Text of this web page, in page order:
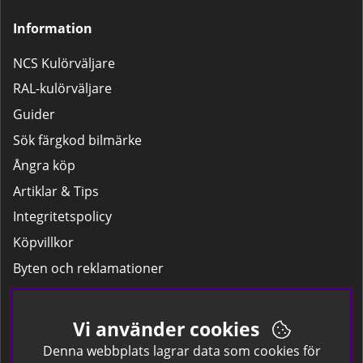
Information
NCS Kulörväljare
RAL-kulörväljare
Guider
Sök färgkod bilmärke
Ångra köp
Artiklar & Tips
Integritetspolicy
Köpvillkor
Byten och reklamationer
Leverans
Hitta färgkoden på bilen.
Företagskund
Vi använder cookies
Denna webbplats lagrar data som cookies för